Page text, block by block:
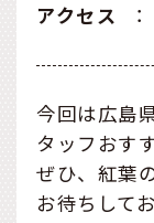
アクセス
：
今回は広島
タッフおす
ぜひ、紅葉
お待ちして